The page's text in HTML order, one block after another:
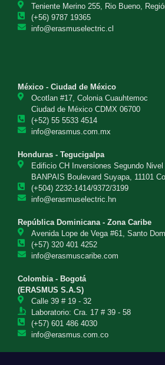
Teniente Merino 255, Rio Bueno,
(+56) 9787 19365
info@erasmuselectric.cl
México - Ciudad de México
Ocotlan #17, Colonia Cuauhtemoc
Ciudad de México CDMX 06700
(+52) 55 5533 4514
info@erasmus.com.mx
Honduras - Tegucigalpa
Edificio CH Inversiones Segundo
BANPAIS Boulevard Suyapa, 11101
(+504) 2232-1414/9372/3199
info@erasmuselectric.hn
República Dominicana - Zona Caribe
Avenida Lope de Vega #61, Santo
(+57) 320 401 4252
info@erasmuscaribe.com
Colombia - Bogotá
(ERASMUS S.A.S)
Calle 39 # 19 - 32
Laboratorio: Cra. 17 # 39 - 58
(+57) 601 486 4030
info@erasmus.com.co